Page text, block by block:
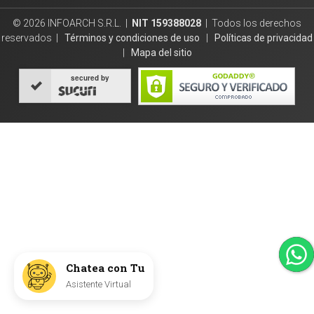
Chatea con Tu
Asistente Virtual
© 2026 INFOARCH S.R.L. | NIT 159388028 | Todos los derechos
reservados | Términos y condiciones de uso
Políticas de privacidad
Mapa del sitio
secured by